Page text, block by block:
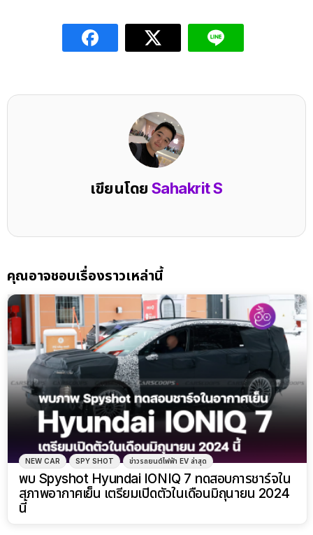
เขียนโดยSahakrit S
คุณอาจชอบเรื่องราวเหล่านี้
NEW CAR SPY SHOT ข่าวรถยนต์ไฟฟ้า EV ล่าสุด
พบ Spyshot Hyundai IONIQ 7 ทดสอบการชาร์จใน
สภาพอากาศเย็น เตรียมเปิดตัวในเดือนมิถุนายน 2024
นี้